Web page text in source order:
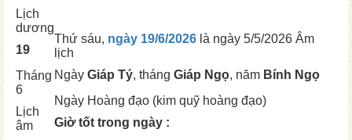
Lịch
dương
19
Tháng
6
Lịch
âm
Thứ sáu, ngày 19/6/2026 là ngày 5/5/2026 Âm
lịch
Ngày Giáp Tý, tháng Giáp Ngọ, năm Bính Ngọ
Ngày Hoàng đạo (kim quỹ hoàng đạo)
Giờ tốt trong ngày :